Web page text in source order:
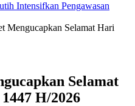
Intensifkan Pengawasan
Mengucapkan Selamat Hari
Selamat
H/2026